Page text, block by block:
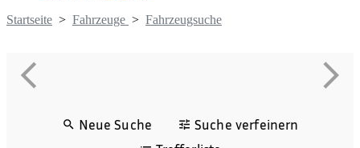
Startseite > Fahrzeuge > Fahrzeugsuche
Neue Suche
Suche verfeinern